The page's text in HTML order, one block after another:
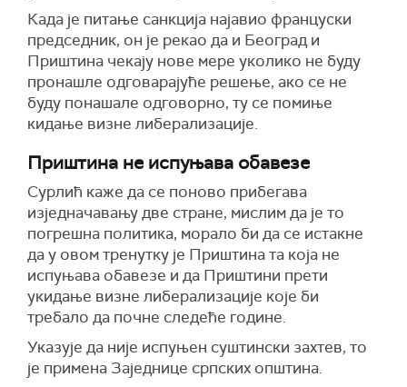
Када је питање санкција најавио француски
председник, он је рекао да и Београд и
Приштина чекају нове мере уколико не буду
пронашле одговарајуће решење, ако се не
буду понашале одговорно, ту се помиње
кидање визне либерализације.
Приштина не испуњава обавезе
Сурлић каже да се поново прибегава
изједначавању две стране, мислим да је то
погрешна политика, морало би да се истакне
да у овом тренутку је Приштина та која не
испуњава обавезе и да Приштини прети
укидање визне либерализације које би
требало да почне следеће године.
Указује да није испуњен суштински захтев, то
је примена Заједнице српских општина.